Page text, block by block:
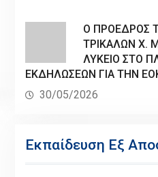
Ο ΠΡΟΕΔΡΟΣ
ΤΡΙΚΑΛΩΝ Χ.
ΛΥΚΕΙΟ ΣΤΟ
ΕΚΔΗΛΩΣΕΩΝ ΓΙΑ ΤΗΝ
30/05/2026
Εκπαίδευση Εξ